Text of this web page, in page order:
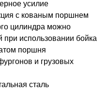
усилие
с кованым поршнем
цилиндра можно
при использовании бойка
поршня
и грузовых
сталь